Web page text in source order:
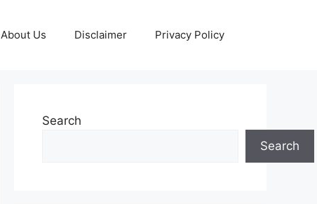
About Us Disclaimer Privacy Policy
Search
Search